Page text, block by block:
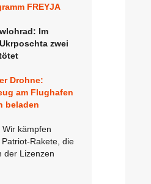
FREYJA
Im
zwei
Drohne:
am Flughafen
beladen
kämpfen
Rakete, die
der Lizenzen